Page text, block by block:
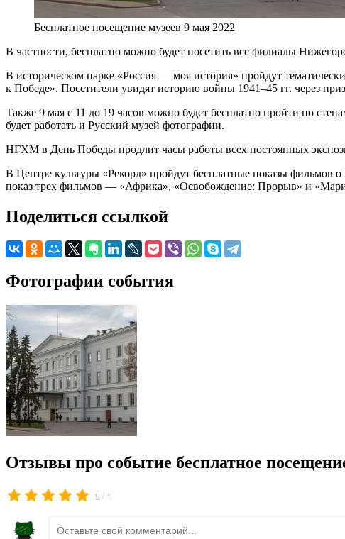
Бесплатное посещение музеев 9 мая 2022
В частности, бесплатно можно будет посетить все филиалы
В историческом парке «Россия — моя история» пройдут
к Победе». Посетители увидят историю войны 1941–45 гг. через
Также 9 мая с 11 до 19 часов можно будет бесплатно пройти по
будет работать и Русский музей фотографии.
НГХМ в День Победы продлит часы работы всех постоянных
В Центре культуры «Рекорд» пройдут бесплатные показы фильмов
показ трех фильмов — «Африка», «Освобождение: Прорыв» и
Поделиться ссылкой
Фотографии события
Отзывы про событие бесплатное
5 / 1